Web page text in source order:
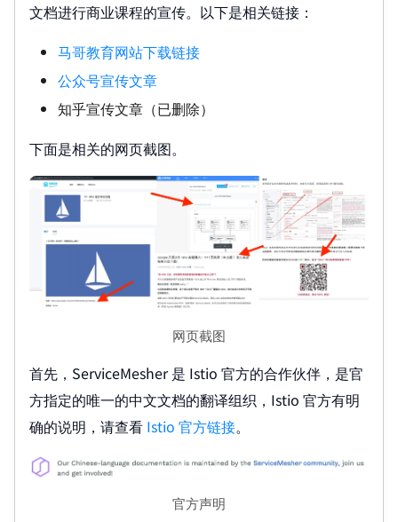
文档进行商业课程的宣传。以下是相关链接：
马哥教育网站下载链接
公众号宣传文章
知乎宣传文章（已删除）
下面是相关的网页截图。
网页截图
首先，ServiceMesher 是 Istio 官方的合作伙伴，是官
方指定的唯一的中文文档的翻译组织，Istio 官方有明
确的说明，请查看 Istio 官方链接。
官方声明